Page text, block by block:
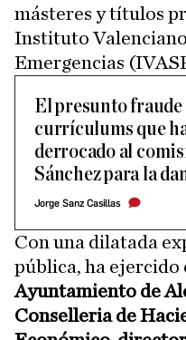
másteres y títulos
Instituto
Emergencias
El presunto fraude
currículums que
derrocado al
Sánchez para la
Jorge Sanz Casillas
Con una dilatada
pública, ha ejercido
Ayuntamiento de
Conselleria de